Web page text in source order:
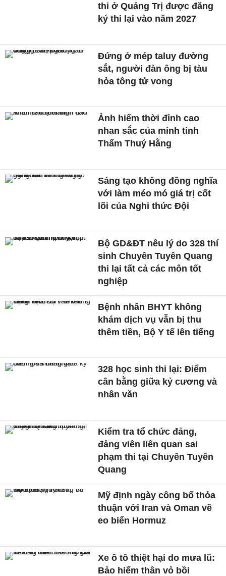
thi ở Quảng Trị được đăng
ký thi lại vào năm 2027
Đứng ở mép taluy đường
sắt, người đàn ông bị tàu
hỏa tông tử vong
Ảnh hiếm thời đỉnh cao
nhan sắc của minh tinh
Thẩm Thuý Hằng
Sáng tạo không đồng nghĩa
với làm méo mó giá trị cốt
lõi của Nghi thức Đội
Bộ GD&ĐT nêu lý do 328 thí
sinh Chuyên Tuyên Quang
thi lại tất cả các môn tốt
nghiệp
Bệnh nhân BHYT không
khám dịch vụ vẫn bị thu
thêm tiền, Bộ Y tế lên tiếng
328 học sinh thi lại: Điểm
cân bằng giữa kỷ cương và
nhân văn
Kiểm tra tổ chức đảng,
đảng viên liên quan sai
phạm thi tại Chuyên Tuyên
Quang
Mỹ định ngày công bố thỏa
thuận với Iran và Oman về
eo biển Hormuz
Xe ô tô thiệt hại do mưa lũ:
Bảo hiểm thân vỏ bồi